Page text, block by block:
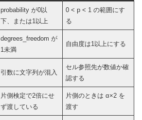
probability が0以
下、または1以上
0 < p < 1 の範囲にす
る
degrees_freedom が
1未満
自由度は1以上にする
引数に文字列が混入
セル参照先が数値か確
認する
片側検定で2倍にせ
ず渡している
片側のときは α×2 を
渡す